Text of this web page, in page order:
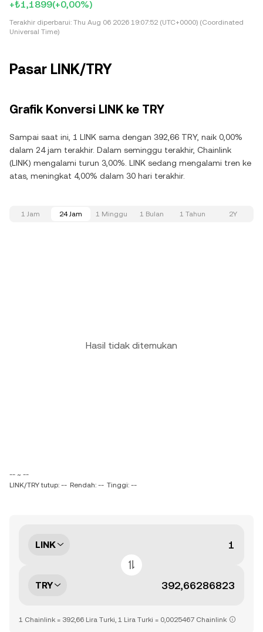
+₺1,1899(+0,00%)
Terakhir diperbarui: Thu Aug 06 2026 19:07:52 (UTC+0000) (Coordinated
Universal Time)
Pasar LINK/TRY
Grafik Konversi LINK ke TRY
Sampai saat ini, 1 LINK sama dengan 392,66 TRY, naik 0,00%
dalam 24 jam terakhir. Dalam seminggu terakhir, Chainlink
(LINK) mengalami turun 3,00%. LINK sedang mengalami tren ke
atas, meningkat 4,00% dalam 30 hari terakhir.
1 Jam 24 Jam 1 Minggu 1 Bulan 1 Tahun 2Y
Hasil tidak ditemukan
-- ~ --
LINK/TRY tutup: -- Rendah: -- Tinggi: --
LINK
TRY
1 Chainlink = 392,66 Lira Turki, 1 Lira Turki = 0,0025467 Chainlink